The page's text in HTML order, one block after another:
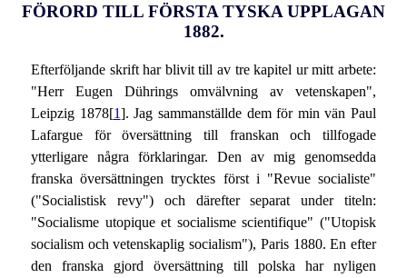
FÖRORD TILL FÖRSTA TYSKA UPPLAGAN
1882.
Efterföljande skrift har blivit till av tre kapitel ur mitt arbete:
"Herr Eugen Dührings omvälvning av vetenskapen",
Leipzig 1878[1]. Jag sammanställde dem för min vän Paul
Lafargue för översättning till franskan och tillfogade
ytterligare några förklaringar. Den av mig genomsedda
franska översättningen trycktes först i "Revue socialiste"
("Socialistisk revy") och därefter separat under titeln:
"Socialisme utopique et socialisme scientifique" ("Utopisk
socialism och vetenskaplig socialism"), Paris 1880. En efter
den franska gjord översättning till polska har nyligen